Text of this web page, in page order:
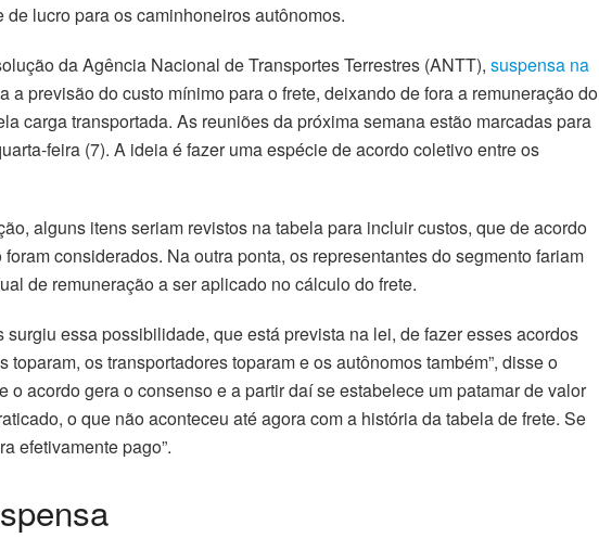
lucro para os caminhoneiros autônomos.
da Agência Nacional de Transportes Terrestres (ANTT), suspensa na
a previsão do custo mínimo para o frete, deixando de fora a remuneração do
carga transportada. As reuniões da próxima semana estão marcadas para
feira (7). A ideia é fazer uma espécie de acordo coletivo entre os
alguns itens seriam revistos na tabela para incluir custos, que de acordo
considerados. Na outra ponta, os representantes do segmento fariam
de remuneração a ser aplicado no cálculo do frete.
surgiu essa possibilidade, que está prevista na lei, de fazer esses acordos
toparam, os transportadores toparam e os autônomos também”, disse o
o acordo gera o consenso e a partir daí se estabelece um patamar de valor
o que não aconteceu até agora com a história da tabela de frete. Se
efetivamente pago”.